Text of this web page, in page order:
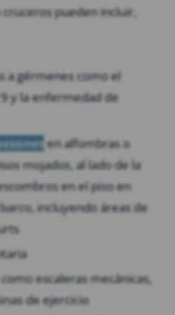
pueden incluir,
a gérmenes como el
y la enfermedad de
en alfombras o
mojados, al lado de la
en el piso en
incluyendo áreas de
escaleras mecánicas,
de ejercicio